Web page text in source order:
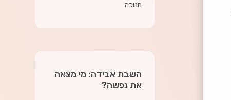
חנוכה
השבת אבידה: מי מצאה
את נפשה?